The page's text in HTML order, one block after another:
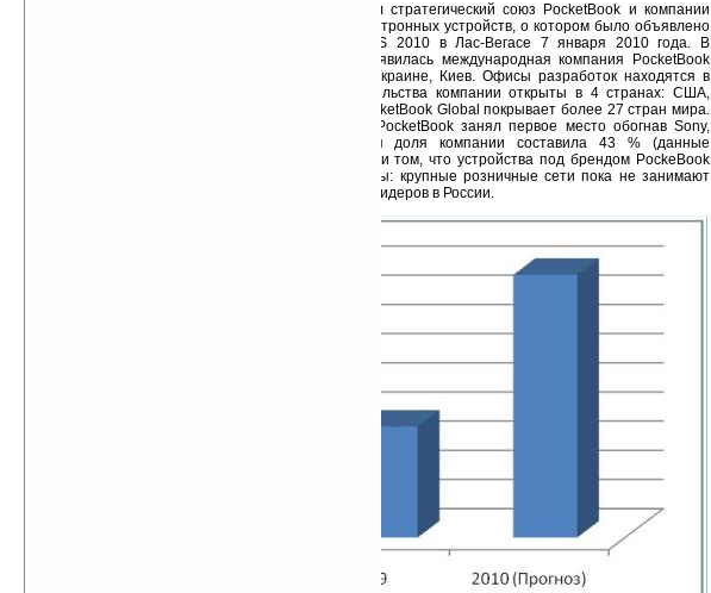
Новым этапом в развитии компании стал стратегический союз PocketBook и компании
Netronix Inc., производителя и разработчика электронных устройств, о котором было объявлено
на выставке потребительской электроники CES 2010 в Лас-Вегасе 7 января 2010 года. В
результате слияния двух компаний на свет появилась международная компания PocketBook
Global. Головной офис компании находится в Украине, Киев. Офисы разработок находятся в
Украине и Тайване. Официальные представительства компании открыты в 4 странах: США,
Германии, России и Тайване. Дилерская сеть PocketBook Global покрывает более 27 стран мира.
В России по итогам продаж 2009 года бренд PocketBook занял первое место обогнав Sony,
Amazon и другие торговые марки. Рыночная доля компании составила 43 % (данные
аналитической группы SmartMarketing). И это при том, что устройства под брендом PockeBook
продаются в основном через Интернет-магазины: крупные розничные сети пока не занимают
значительного объема в общем объеме продаж ридеров в России.